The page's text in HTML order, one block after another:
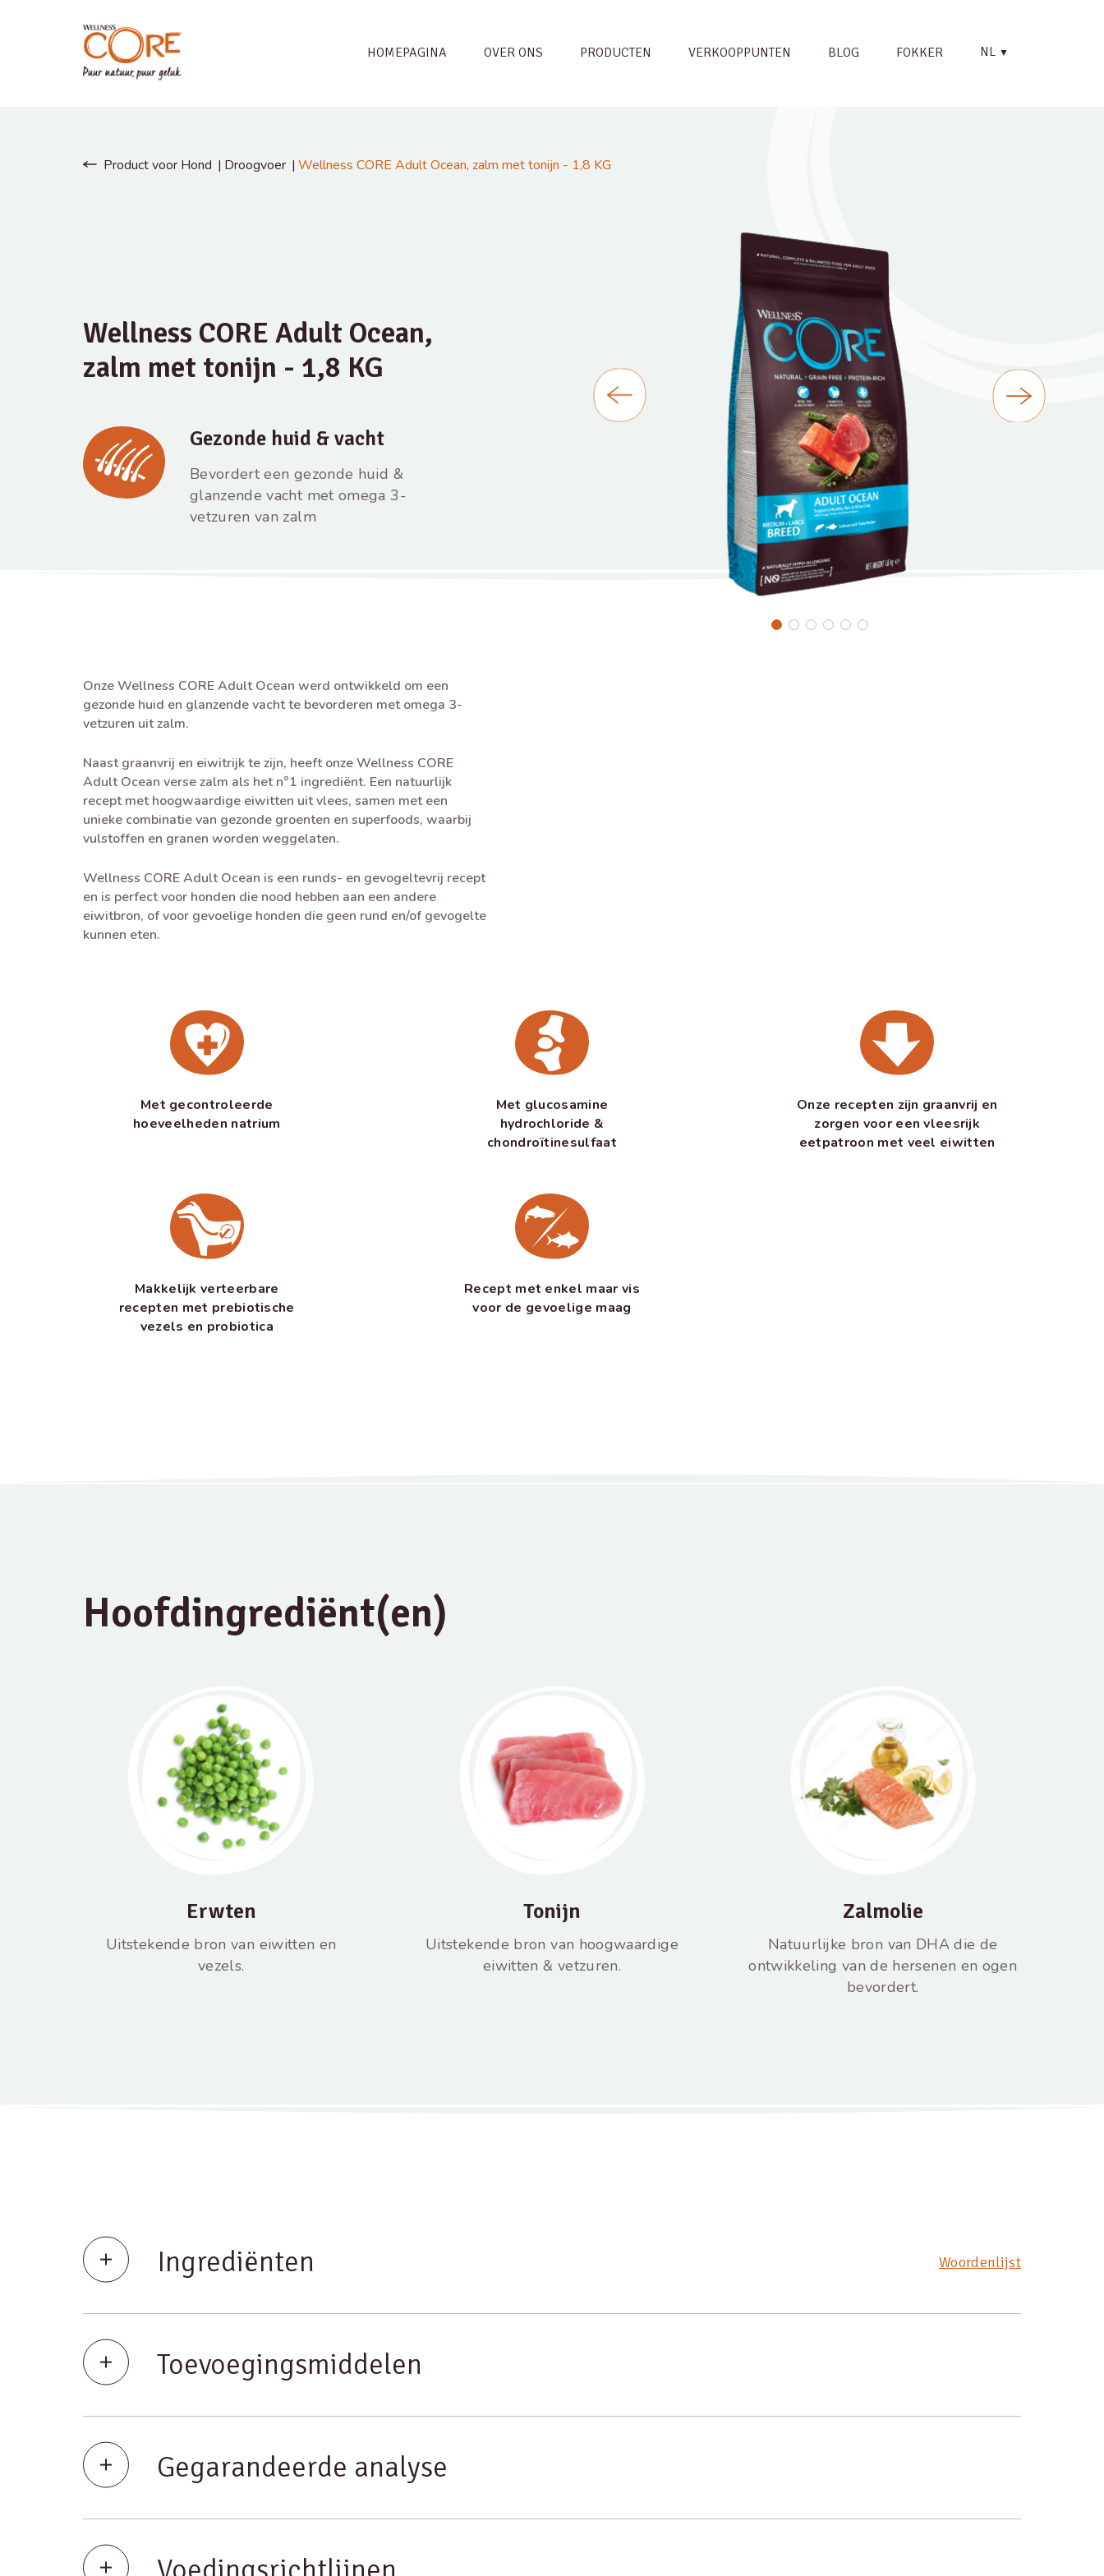
HOMEPAGINA OVER ONS PRODUCTEN VERKOOPPUNTEN BLOG FOKKER NL ▼
Product voor Hond Droogvoer Wellness CORE Adult Ocean, zalm met tonijn - 1,8 KG
Wellness CORE Adult Ocean,
zalm met tonijn - 1,8 KG
Gezonde huid & vacht
Bevordert een gezonde huid &
glanzende vacht met omega 3-
vetzuren van zalm
Onze Wellness CORE Adult Ocean werd ontwikkeld om een
gezonde huid en glanzende vacht te bevorderen met omega 3-
vetzuren uit zalm.
Naast graanvrij en eiwitrijk te zijn, heeft onze Wellness CORE
Adult Ocean verse zalm als het n°1 ingrediënt. Een natuurlijk
recept met hoogwaardige eiwitten uit vlees, samen met een
unieke combinatie van gezonde groenten en superfoods, waarbij
vulstoffen en granen worden weggelaten.
Wellness CORE Adult Ocean is een runds- en gevogeltevrij recept
en is perfect voor honden die nood hebben aan een andere
eiwitbron, of voor gevoelige honden die geen rund en/of gevogelte
kunnen eten.
Met gecontroleerde
hoeveelheden natrium
Met glucosamine
hydrochloride &
chondroïtinesulfaat
Onze recepten zijn graanvrij en
zorgen voor een vleesrijk
eetpatroon met veel eiwitten
Makkelijk verteerbare
recepten met prebiotische
vezels en probiotica
Recept met enkel maar vis
voor de gevoelige maag
Hoofdingrediënt(en)
Erwten
Uitstekende bron van eiwitten en
vezels.
Tonijn
Uitstekende bron van hoogwaardige
eiwitten & vetzuren.
Zalmolie
Natuurlijke bron van DHA die de
ontwikkeling van de hersenen en ogen
bevordert.
Ingrediënten Woordenlijst
Toevoegingsmiddelen
Gegarandeerde analyse